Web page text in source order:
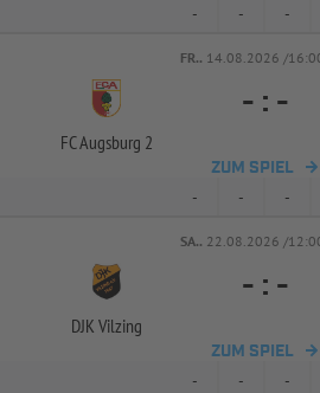
- - -
FR.. 14.08.2026 /
FC Augsburg 2
- : -
ZUM SPIEL
- - -
SA.. 22.08.2026 /
DJK Vilzing
- : -
ZUM SPIEL
- - -